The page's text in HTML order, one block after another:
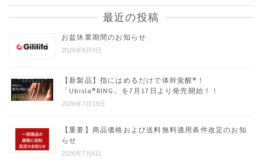
最近の投稿
お盆休業期間のお知らせ
2026年8月3日
【新製品】指にはめるだけで体幹覚醒®︎！
「Ubisla®︎RING」を7月17日より発売開始！！
2026年7月18日
【重要】商品価格および送料無料適用条件改定のお知
らせ
2026年7月6日